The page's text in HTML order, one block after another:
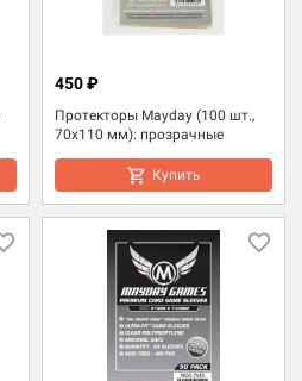
Протекторы Mayday (100 шт.,
70x110 мм): прозрачные
450 ₽
Купить